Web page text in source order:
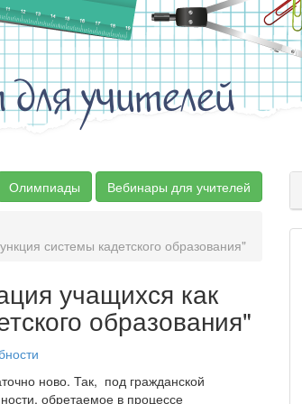
учителей
Олимпиады Вебинары для учителей
системы кадетского образования"
учащихся как
образования"
ново. Так, под гражданской
обретаемое в процессе